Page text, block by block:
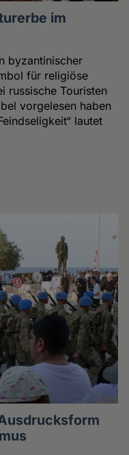
im
byzantinischer
für religiöse
russische Touristen
vorgelesen haben
lautet